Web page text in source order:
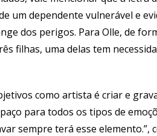
um dependente vulnerável e
dos perigos. Para Olle, de
filhas, uma delas tem
como artista é criar e
para todos os tipos de
sempre terá esse elemento.”,